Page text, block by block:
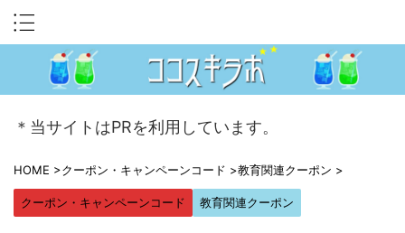
＊当サイトはPRを利用しています。
HOME >クーポン・キャンペーンコード >教育関連クーポン >
クーポン・キャンペーンコード 教育関連クーポン